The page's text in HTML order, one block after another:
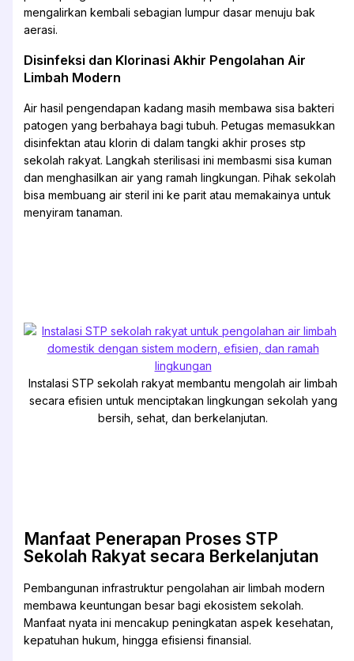
mengalirkan kembali sebagian lumpur dasar menuju bak
aerasi.
Disinfeksi dan Klorinasi Akhir Pengolahan Air
Limbah Modern
Air hasil pengendapan kadang masih membawa sisa bakteri
patogen yang berbahaya bagi tubuh. Petugas memasukkan
disinfektan atau klorin di dalam tangki akhir proses stp
sekolah rakyat. Langkah sterilisasi ini membasmi sisa kuman
dan menghasilkan air yang ramah lingkungan. Pihak sekolah
bisa membuang air steril ini ke parit atau memakainya untuk
menyiram tanaman.
Instalasi STP sekolah rakyat membantu mengolah air limbah
secara efisien untuk menciptakan lingkungan sekolah yang
bersih, sehat, dan berkelanjutan.
Manfaat Penerapan Proses STP
Sekolah Rakyat secara Berkelanjutan
Pembangunan infrastruktur pengolahan air limbah modern
membawa keuntungan besar bagi ekosistem sekolah.
Manfaat nyata ini mencakup peningkatan aspek kesehatan,
kepatuhan hukum, hingga efisiensi finansial.